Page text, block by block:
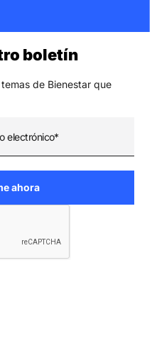
boletín
de Bienestar que